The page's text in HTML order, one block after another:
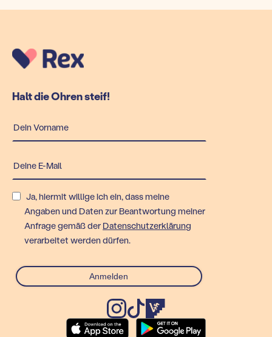
10MB.
Halt die Ohren steif!
Ja, hiermit willige ich ein, dass meine
Angaben und Daten zur Beantwortung meiner
Anfrage gemäß der Datenschutzerklärung
verarbeitet werden dürfen.